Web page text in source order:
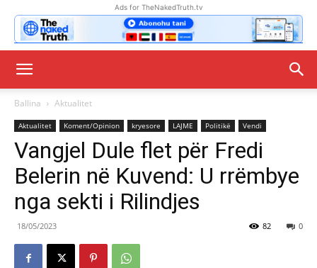
Ads for TheNakedTruth.tv
Ballina Aktualitet
Aktualitet Koment/Opinion kryesore LAJME Politikë Vendi
Vangjel Dule flet për Fredi
Belerin në Kuvend: U rrëmbye
nga sekti i Rilindjes
18/05/2023 0
82